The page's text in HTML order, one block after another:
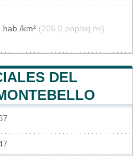
hab./km² (206,0 pop/sq mi)
DEL